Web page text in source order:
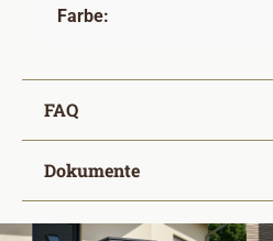
Farbe:
FAQ
Dokumente